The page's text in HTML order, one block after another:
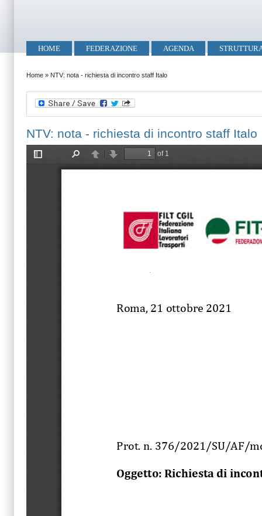
Menu principale
HOME FEDERAZIONE AGENDA
Tu sei qui
Home » NTV: nota - richiesta di incontro staff Italo
NTV: nota - richiesta di incontro staff Italo